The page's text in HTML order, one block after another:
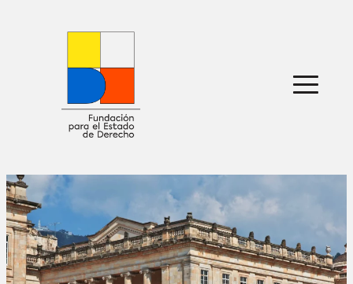
Sobre nosotros
Defensa jurídica
Publicaciones
Prensa